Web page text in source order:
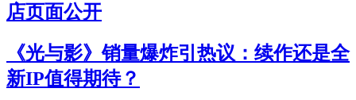
店页面公开
《光与影》销量爆炸引热议：续作还是全
新IP值得期待？